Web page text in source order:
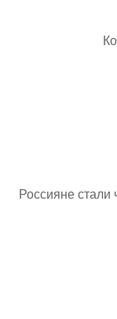
Россияне стали